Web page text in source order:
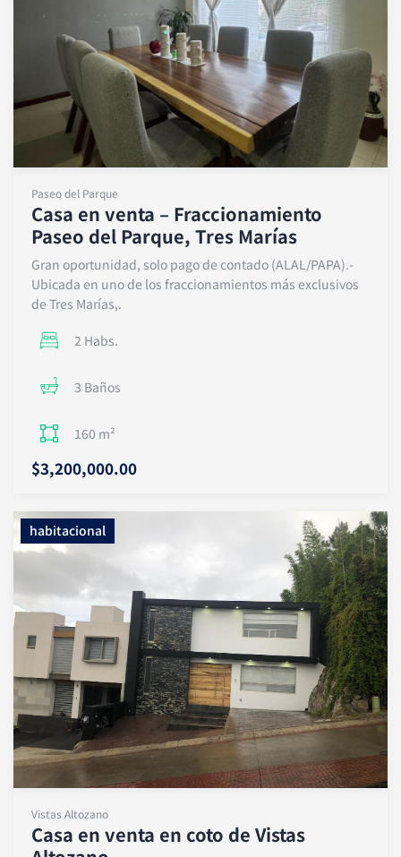
Paseo del Parque
Casa en venta – Fraccionamiento
Paseo del Parque, Tres Marías
Gran oportunidad, solo pago de contado (ALAL/PAPA).-
Ubicada en uno de los fraccionamientos más exclusivos
de Tres Marías,.
2 Habs.
3 Baños
160 m²
$3,200,000.00
habitacional
Vistas Altozano
Casa en venta en coto de Vistas